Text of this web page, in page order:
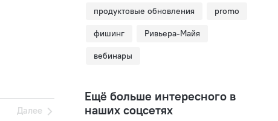
Далее
продуктовые обновления promo
фишинг Ривьера-Майя
вебинары
Ещё больше интересного в
наших соцсетях